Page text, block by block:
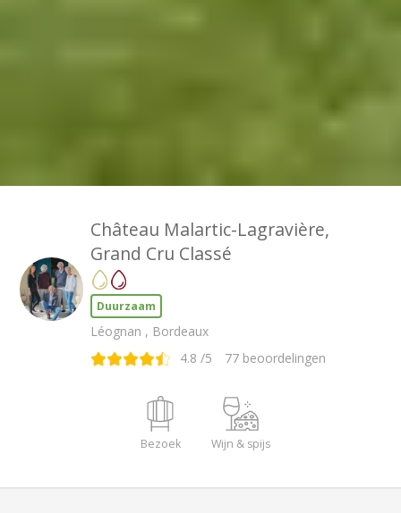
Château Malartic-Lagravière,
Grand Cru Classé
Duurzaam
Léognan , Bordeaux
4.8 /5 77 beoordelingen
Bezoek Wijn & spijs